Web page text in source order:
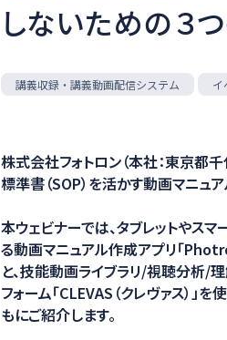
一覧を見る 一覧を
しないための３
講義収録・講義動画配信システム イ
株式会社フォトロン（本社：東京都
標準書（SOP）を活かす動画マニュ
本ウェビナーでは、タブレットやス
る動画マニュアル作成アプリ「
と、技能動画ライブラリ/視聴分析/
フォーム「CLEVAS（クレヴァス）
もにご紹介します。